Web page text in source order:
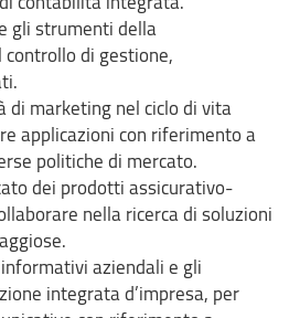
gli strumenti della
di gestione,
di marketing nel ciclo di vita
applicazioni con riferimento a
politiche di mercato.
dei prodotti assicurativo-
nella ricerca di soluzioni
aziendali e gli
integrata d’impresa, per